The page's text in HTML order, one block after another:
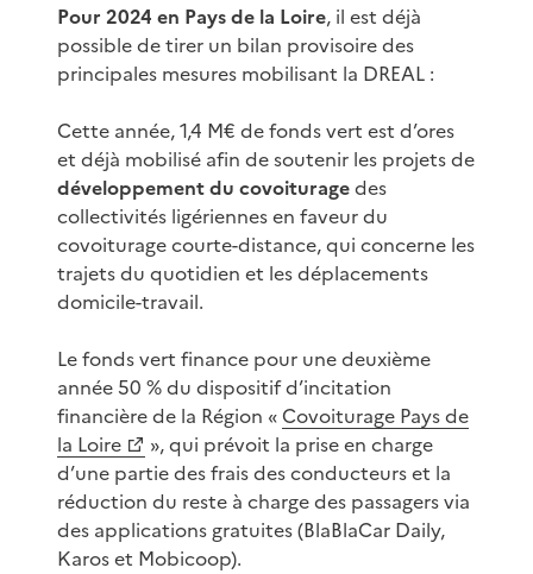
Pour 2024 en Pays de la Loire, il est déjà
possible de tirer un bilan provisoire des
principales mesures mobilisant la DREAL :
Cette année, 1,4 M€ de fonds vert est d’ores
et déjà mobilisé afin de soutenir les projets de
développement du covoituragedes
collectivités ligériennes en faveur du
covoiturage courte-distance, qui concerne les
trajets du quotidien et les déplacements
domicile-travail.
Le fonds vert finance pour une deuxième
année 50 % du dispositif d’incitation
financière de la Région « Covoiturage Pays de
la Loire
», qui prévoit la prise en charge
d’une partie des frais des conducteurs et la
réduction du reste à charge des passagers via
des applications gratuites (BlaBlaCar Daily,
Karos et Mobicoop).